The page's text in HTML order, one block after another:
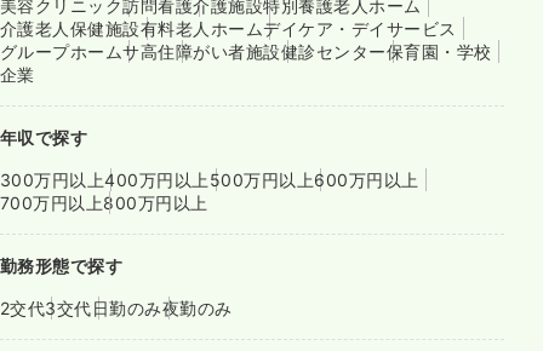
美容クリニック訪問看護介護施設特別養護老人ホーム
介護老人保健施設有料老人ホームデイケア・デイサービス
グループホームサ高住障がい者施設健診センター保育園・学校
企業
年収で探す
300万円以上400万円以上 500万円以上600万円以上
700万円以上800万円以上
勤務形態で探す
2交代3交代日勤のみ夜勤のみ